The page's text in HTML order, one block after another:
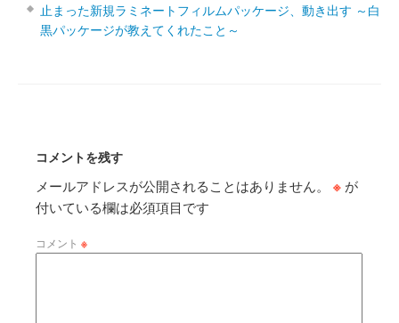
止まった新規ラミネートフィルムパッケージ、動き出す ～白
黒パッケージが教えてくれたこと～
コメントを残す
メールアドレスが公開されることはありません。 ※ が
付いている欄は必須項目です
コメント ※